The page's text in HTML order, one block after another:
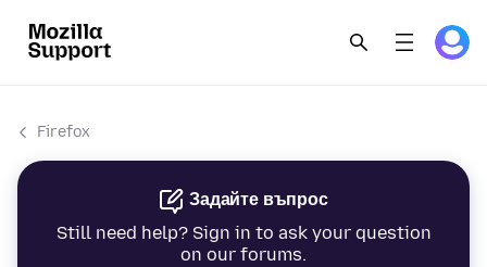
Firefox
Задайте въпрос
Still need help? Sign in to ask your question
on our forums.